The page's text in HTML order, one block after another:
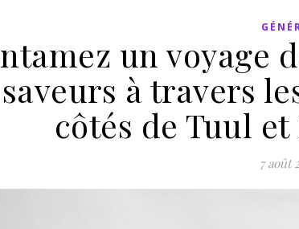
un voyage
saveurs à travers
côtés de Tuul
7 août